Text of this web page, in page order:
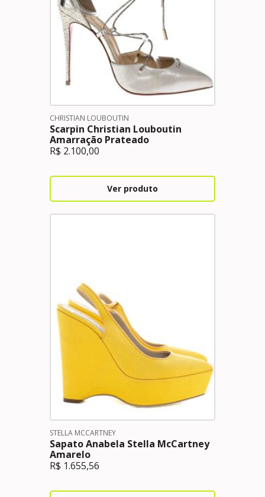
CHRISTIAN LOUBOUTIN
Scarpin Christian Louboutin
Amarração Prateado
R$ 2.100,00
Ver produto
STELLA MCCARTNEY
Sapato Anabela Stella McCartney
Amarelo
R$ 1.655,56